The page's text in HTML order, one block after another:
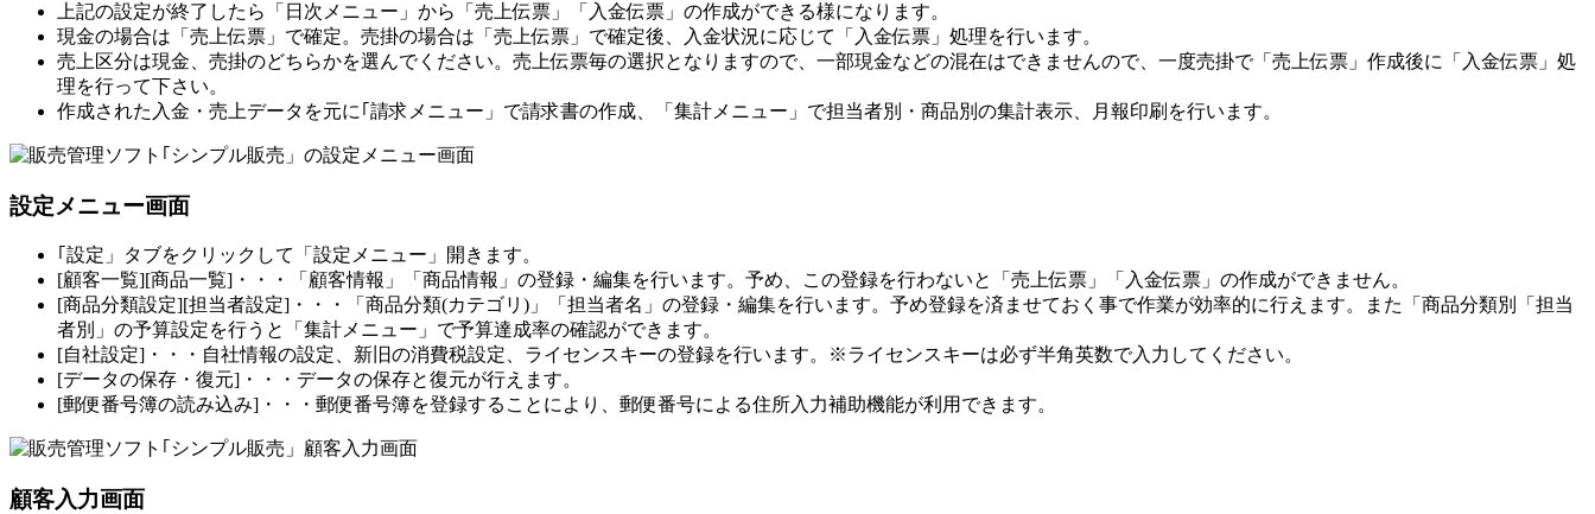
上記の設定が終了したら「日次メニュー」から「売上伝票」「入金伝票」の作成ができる様になります。
現金の場合は「売上伝票」で確定。売掛の場合は「売上伝票」で確定後、入金状況に応じて「入金伝票」処理を行います。
売上区分は現金、売掛のどちらかを選んでください。売上伝票毎の選択となりますので、一部現金などの混在はできませんので、一度売掛で「売上伝票」作成後に「入金伝票」処
理を行って下さい。
作成された入金・売上データを元に｢請求メニュー」で請求書の作成、「集計メニュー」で担当者別・商品別の集計表示、月報印刷を行います。
設定メニュー画面
｢設定」タブをクリックして「設定メニュー」開きます。
[顧客一覧][商品一覧]・・・「顧客情報」「商品情報」の登録・編集を行います。予め、この登録を行わないと「売上伝票」「入金伝票」の作成ができません。
[商品分類設定][担当者設定]・・・「商品分類(カテゴリ)」「担当者名」の登録・編集を行います。予め登録を済ませておく事で作業が効率的に行えます。また「商品分類別「担当
者別」の予算設定を行うと「集計メニュー」で予算達成率の確認ができます。
[自社設定]・・・自社情報の設定、新旧の消費税設定、ライセンスキーの登録を行います。※ライセンスキーは必ず半角英数で入力してください。
[データの保存・復元]・・・データの保存と復元が行えます。
[郵便番号簿の読み込み]・・・郵便番号簿を登録することにより、郵便番号による住所入力補助機能が利用できます。
顧客入力画面